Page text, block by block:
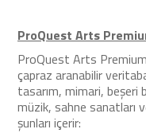
ProQuest Arts
ProQuest Arts
çapraz aranabilir
tasarım, mimari, beşeri
müzik, sahne sanatları
şunları içerir: